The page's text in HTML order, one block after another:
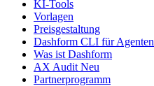
KI-Tools
Vorlagen
Preisgestaltung
Dashform CLI für Agenten
Was ist Dashform
AX Audit Neu
Partnerprogramm